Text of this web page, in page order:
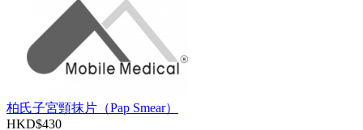
柏氏子宮頸抹片（Pap Smear）
HKD$430